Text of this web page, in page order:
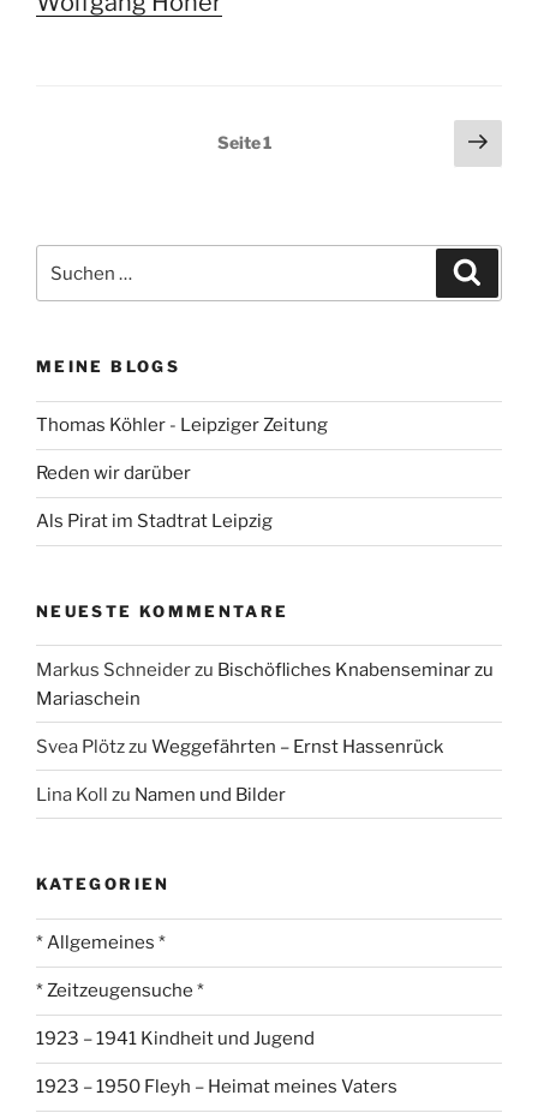
Seitennummerierung
Seite1
nach:
MEINE BLOGS
Thomas Köhler - Leipziger Zeitung
Reden wir darüber
Als Pirat im Stadtrat Leipzig
NEUESTE KOMMENTARE
Markus Schneiderzu Bischöfliches Knabenseminar zu
Mariaschein
Svea Plötzzu Weggefährten – Ernst Hassenrück
Lina Koll zu Namen und Bilder
KATEGORIEN
* Allgemeines *
* Zeitzeugensuche *
1923 – 1941 Kindheit und Jugend
1923 – 1950 Fleyh – Heimat meines Vaters